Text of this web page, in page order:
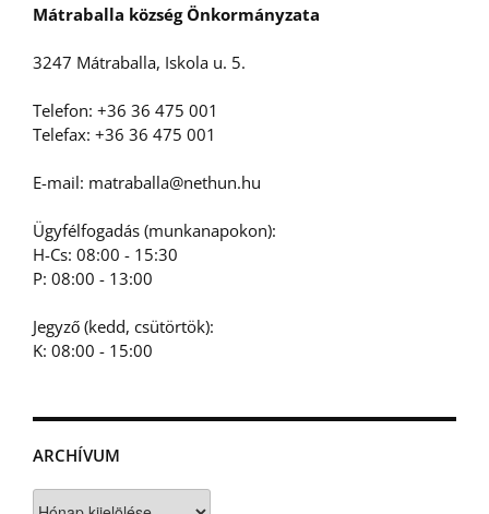
Mátraballa község Önkormányzata
3247 Mátraballa, Iskola u. 5.
Telefon: +36 36 475 001
Telefax: +36 36 475 001
E-mail: matraballa@nethun.hu
Ügyfélfogadás (munkanapokon):
H-Cs: 08:00 - 15:30
P: 08:00 - 13:00
Jegyző (kedd, csütörtök):
K: 08:00 - 15:00
ARCHÍVUM